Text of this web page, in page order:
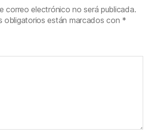
correo electrónico no será publicada.
obligatorios están marcados con *